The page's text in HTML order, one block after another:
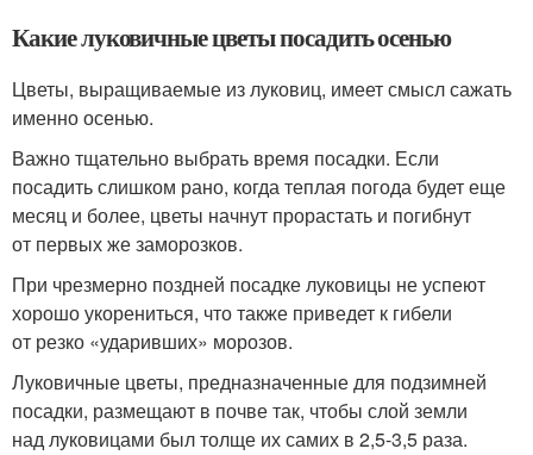
Какие луковичные цветы посадить осенью
Цветы, выращиваемые из луковиц, имеет смысл сажать
именно осенью.
Важно тщательно выбрать время посадки. Если
посадить слишком рано, когда теплая погода будет еще
месяц и более, цветы начнут прорастать и погибнут
от первых же заморозков.
При чрезмерно поздней посадке луковицы не успеют
хорошо укорениться, что также приведет к гибели
от резко «ударивших» морозов.
Луковичные цветы, предназначенные для подзимней
посадки, размещают в почве так, чтобы слой земли
над луковицами был толще их самих в 2,5-3,5 раза.